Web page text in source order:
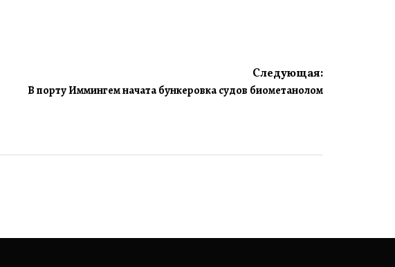
Следующая:
В порту Иммингем начата бункеровка судов биометанолом